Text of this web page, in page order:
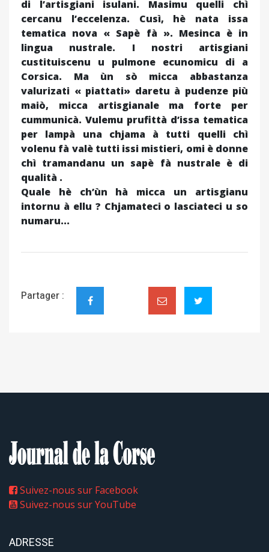
di l’artisgiani isulani. Masimu quelli chì
cercanu l’eccelenza. Cusì, hè nata issa
tematica nova « Sapè fà ». Mesinca è in
lingua nustrale. I nostri artisgiani
custituiscenu u pulmone ecunomicu di a
Corsica. Ma ùn sò micca abbastanza
valurizati « piattati» daretu à pudenze più
maiò, micca artisgianale ma forte per
cummunicà. Vulemu prufittà d’issa tematica
per lampà una chjama à tutti quelli chì
volenu fà valè tutti issi mistieri, omi è donne
chì tramandanu un sapè fà nustrale è di
qualità .
Quale hè ch’ùn hà micca un artisgianu
intornu à ellu ? Chjamateci o lasciateci u so
numaru...
Partager :
Suivez-nous sur Facebook
Suivez-nous sur YouTube
ADRESSE